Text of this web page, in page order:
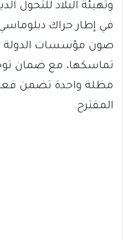
وتهيئة البلاد للتحول
في إطار حراك
صون مؤسسات الدولة
تماسكها، مع ضمان
مظلة واحدة تضمن
المقترح.